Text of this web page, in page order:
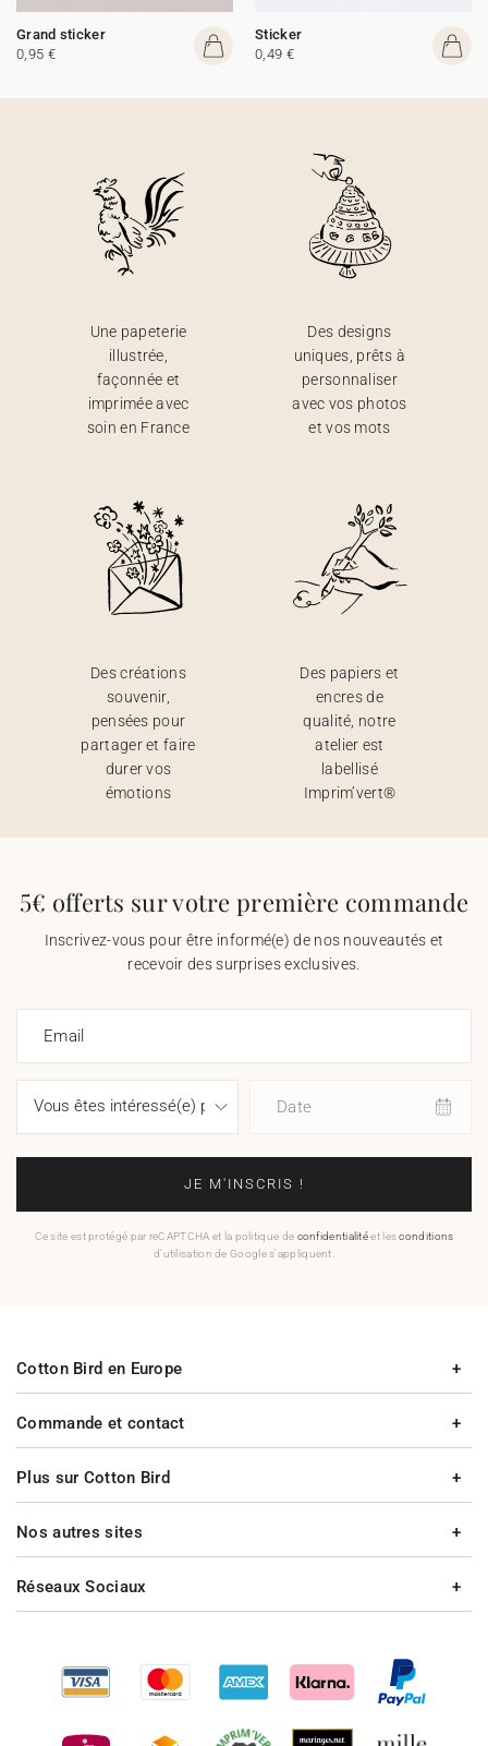
Grand sticker
0,95 €
Sticker
0,49 €
Une papeterie
illustrée,
façonnée et
imprimée avec
soin en France
Des designs
uniques, prêts à
personnaliser
avec vos photos
et vos mots
Des créations
souvenir,
pensées pour
partager et faire
durer vos
émotions
Des papiers et
encres de
qualité, notre
atelier est
labellisé
Imprim’vert®
5€ offerts sur votre première commande
Inscrivez-vous pour être informé(e) de nos nouveautés et
recevoir des surprises exclusives.
Email
Date
JE M'INSCRIS !
Ce site est protégé par reCAPTCHA et la politique de confidentialitéet lesconditions
d'utilisation de Google s'appliquent.
Commande et contact
Plus sur Cotton Bird
Cotton Bird en Europe
Nos autres sites
Réseaux Sociaux